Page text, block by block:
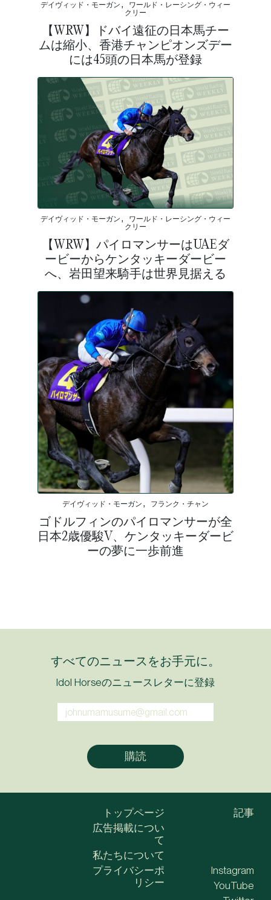
デイヴィッド・モーガン, ワールド・レーシング・ウィー
クリー
【WRW】ドバイ遠征の日本馬チー
ムは縮小、香港チャンピオンズデー
には45頭の日本馬が登録
デイヴィッド・モーガン, ワールド・レーシング・ウィー
クリー
【WRW】パイロマンサーはUAEダ
ービーからケンタッキーダービー
へ、岩田望来騎手は世界見据える
デイヴィッド・モーガン, フランク・チャン
ゴドルフィンのパイロマンサーが全
日本2歳優駿V、ケンタッキーダービ
ーの夢に一歩前進
すべてのニュースをお手元に。
Idol Horseのニュースレターに登録
トップページ
広告掲載につい
て
私たちについて
記事
プライバシーポ
リシー
Instagram
YouTube